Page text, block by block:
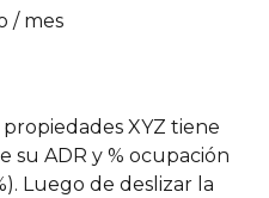
/ mes
XYZ tiene
su ADR y % ocupación
Luego de deslizar la